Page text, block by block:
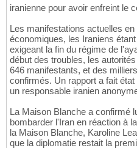
iranienne pour avoir enfreint le
Les manifestations actuelles
économiques, les Iraniens
exigeant la fin du régime de
début des troubles, les
646 manifestants, et des
confirmés. Un rapport a fait
un responsable iranien
La Maison Blanche a confirmé
bombarder l'Iran en réaction à
la Maison Blanche, Karoline
que la diplomatie restait la